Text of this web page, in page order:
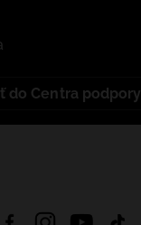
do Centra podpory